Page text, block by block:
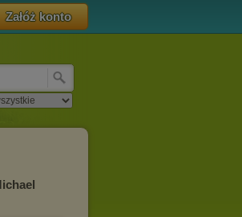
Załóż konto